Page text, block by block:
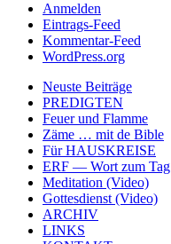
Anmelden
Eintrags-Feed
Kommentar-Feed
WordPress.org
Neuste Beiträge
PREDIGTEN
Feuer und Flamme
Zäme … mit de Bible
Für HAUSKREISE
ERF — Wort zum Tag
Meditation (Video)
Gottesdienst (Video)
ARCHIV
LINKS